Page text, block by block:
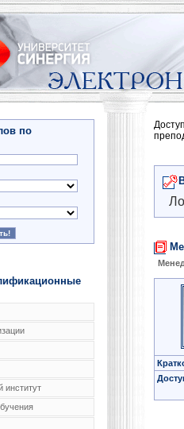
по
институт